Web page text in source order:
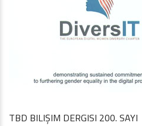
TBD BILIŞIM DERGISI 200. SAYI